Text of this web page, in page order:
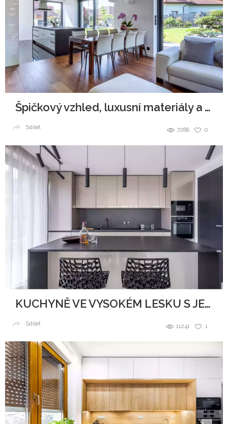
Špičkový vzhled, luxusní materiály a všudypřítomná elegance.
0
7288
Sdílet
KUCHYNĚ VE VYSOKÉM LESKU S JEMNÝMI TŘPYTKAMI
1
11241
Sdílet